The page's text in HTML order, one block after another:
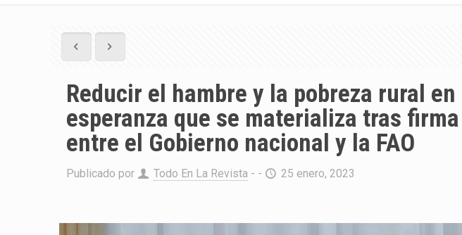
Reducir el hambre y la pobreza rural
esperanza que se materializa tras
entre el Gobierno nacional y la FAO
Publicado por Todo En La Revista - - 25 enero, 2023